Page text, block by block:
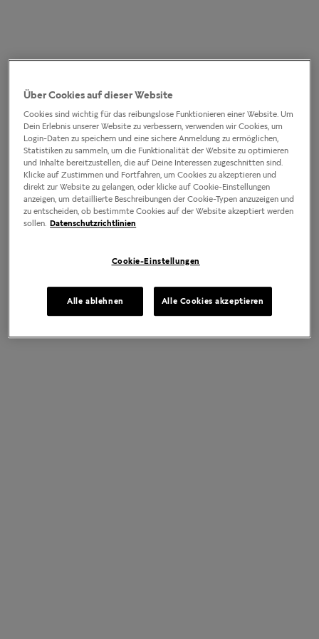
Über Cookies auf dieser Website
Cookies sind wichtig für das reibungslose Funktionieren einer Website. Um
Dein Erlebnis unserer Website zu verbessern, verwenden wir Cookies, um
Login-Daten zu speichern und eine sichere Anmeldung zu ermöglichen,
Statistiken zu sammeln, um die Funktionalität der Website zu optimieren
und Inhalte bereitzustellen, die auf Deine Interessen zugeschnitten sind.
Klicke auf Zustimmen und Fortfahren, um Cookies zu akzeptieren und
direkt zur Website zu gelangen, oder klicke auf Cookie-Einstellungen
anzeigen, um detaillierte Beschreibungen der Cookie-Typen anzuzeigen und
zu entscheiden, ob bestimmte Cookies auf der Website akzeptiert werden
sollen. Datenschutzrichtlinien
Cookie-Einstellungen
Alle ablehnen Alle Cookies akzeptieren